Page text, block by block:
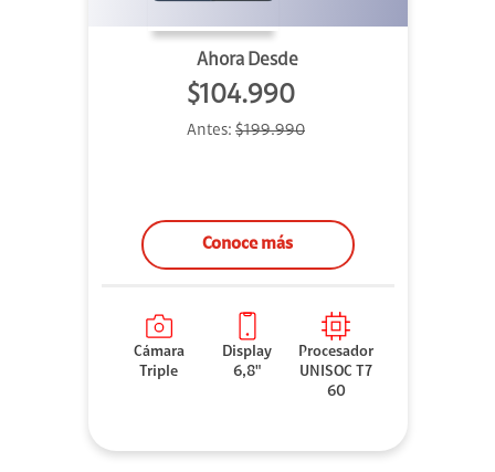
Ahora Desde
$104.990
Antes: $199.990
Conoce más
Cámara
Triple
Display
6,8"
Procesador
UNISOC T7
60